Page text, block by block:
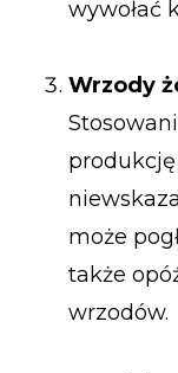
wywołać
Wrzody
produkcję
może
także
wrzodów.